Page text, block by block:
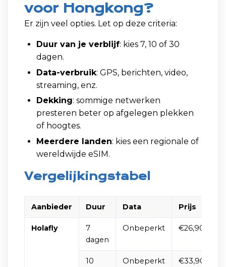
voor Hongkong?
Er zijn veel opties. Let op deze criteria:
Duur van je verblijf: kies 7, 10 of 30
dagen.
Data-verbruik: GPS, berichten, video,
streaming, enz.
Dekking: sommige netwerken
presteren beter op afgelegen plekken
of hoogtes.
Meerdere landen: kies een regionale of
wereldwijde eSIM.
Vergelijkingstabel
Aanbieder Duur Data Prijs
Holafly
7
dagen
Onbeperkt €26,90
10
Onbeperkt €33,90